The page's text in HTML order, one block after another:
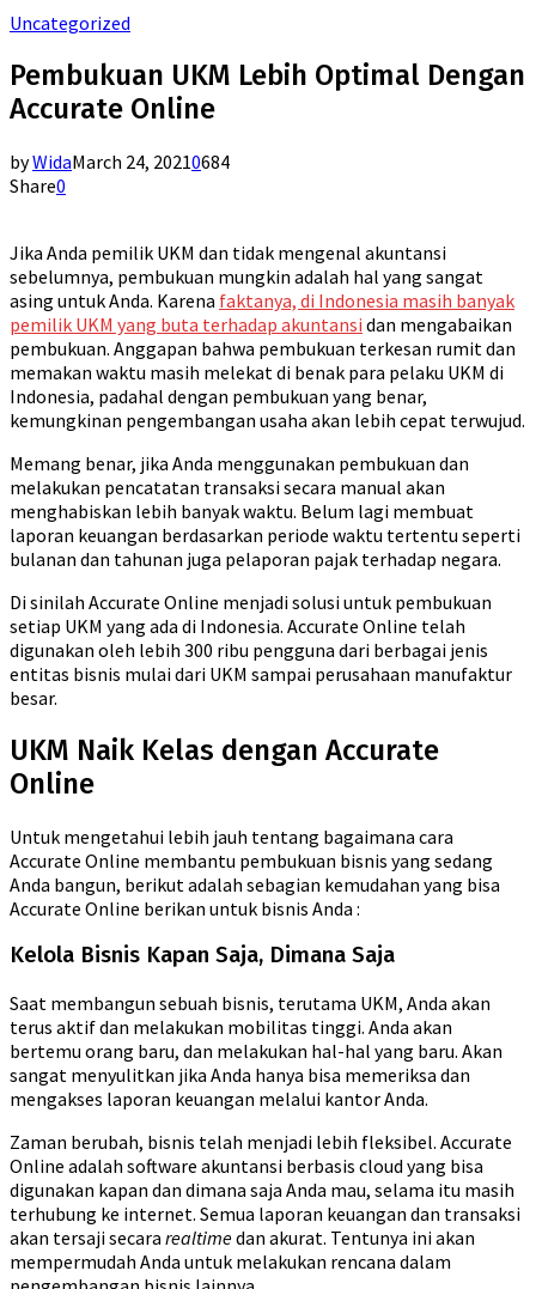
Uncategorized
Pembukuan UKM Lebih Optimal Dengan
Accurate Online
byWidaMarch 24, 20210684
Share0
Jika Anda pemilik UKM dan tidak mengenal akuntansi
sebelumnya, pembukuan mungkin adalah hal yang sangat
asing untuk Anda. Karena faktanya, di Indonesia masih banyak
pemilik UKM yang buta terhadap akuntansi dan mengabaikan
pembukuan. Anggapan bahwa pembukuan terkesan rumit dan
memakan waktu masih melekat di benak para pelaku UKM di
Indonesia, padahal dengan pembukuan yang benar,
kemungkinan pengembangan usaha akan lebih cepat terwujud.
Memang benar, jika Anda menggunakan pembukuan dan
melakukan pencatatan transaksi secara manual akan
menghabiskan lebih banyak waktu. Belum lagi membuat
laporan keuangan berdasarkan periode waktu tertentu seperti
bulanan dan tahunan juga pelaporan pajak terhadap negara.
Di sinilah Accurate Online menjadi solusi untuk pembukuan
setiap UKM yang ada di Indonesia. Accurate Online telah
digunakan oleh lebih 300 ribu pengguna dari berbagai jenis
entitas bisnis mulai dari UKM sampai perusahaan manufaktur
besar.
UKM Naik Kelas dengan Accurate
Online
Untuk mengetahui lebih jauh tentang bagaimana cara
Accurate Online membantu pembukuan bisnis yang sedang
Anda bangun, berikut adalah sebagian kemudahan yang bisa
Accurate Online berikan untuk bisnis Anda :
Kelola Bisnis Kapan Saja, Dimana Saja
Saat membangun sebuah bisnis, terutama UKM, Anda akan
terus aktif dan melakukan mobilitas tinggi. Anda akan
bertemu orang baru, dan melakukan hal-hal yang baru. Akan
sangat menyulitkan jika Anda hanya bisa memeriksa dan
mengakses laporan keuangan melalui kantor Anda.
Zaman berubah, bisnis telah menjadi lebih fleksibel. Accurate
Online adalah software akuntansi berbasis cloud yang bisa
digunakan kapan dan dimana saja Anda mau, selama itu masih
terhubung ke internet. Semua laporan keuangan dan transaksi
akan tersaji secara realtimedan akurat. Tentunya ini akan
mempermudah Anda untuk melakukan rencana dalam